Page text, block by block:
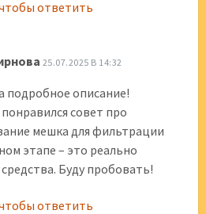
ответить
25.07.2025 В 14:32
подробное описание!
совет про
мешка для фильтрации
этапе – это реально
Буду пробовать!
ответить